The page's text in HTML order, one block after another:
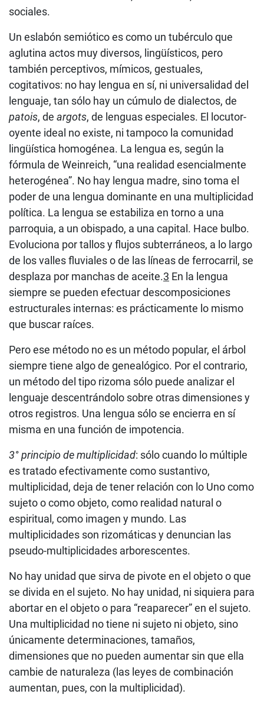
sociales.
Un eslabón semiótico es como un tubérculo que
aglutina actos muy diversos, lingüísticos, pero
también perceptivos, mímicos, gestuales,
cogitativos: no hay lengua en sí, ni universalidad del
lenguaje, tan sólo hay un cúmulo de dialectos, de
patois, de argots, de lenguas especiales. El locutor-
oyente ideal no existe, ni tampoco la comunidad
lingüística homogénea. La lengua es, según la
fórmula de Weinreich, “una realidad esencialmente
heterogénea”. No hay lengua madre, sino toma el
poder de una lengua dominante en una multiplicidad
política. La lengua se estabiliza en torno a una
parroquia, a un obispado, a una capital. Hace bulbo.
Evoluciona por tallos y flujos subterráneos, a lo largo
de los valles fluviales o de las líneas de ferrocarril, se
desplaza por manchas de aceite.3 En la lengua
siempre se pueden efectuar descomposiciones
estructurales internas: es prácticamente lo mismo
que buscar raíces.
Pero ese método no es un método popular, el árbol
siempre tiene algo de genealógico. Por el contrario,
un método del tipo rizoma sólo puede analizar el
lenguaje descentrándolo sobre otras dimensiones y
otros registros. Una lengua sólo se encierra en sí
misma en una función de impotencia.
3° principio de multiplicidad: sólo cuando lo múltiple
es tratado efectivamente como sustantivo,
multiplicidad, deja de tener relación con lo Uno como
sujeto o como objeto, como realidad natural o
espiritual, como imagen y mundo. Las
multiplicidades son rizomáticas y denuncian las
pseudo-multiplicidades arborescentes.
No hay unidad que sirva de pivote en el objeto o que
se divida en el sujeto. No hay unidad, ni siquiera para
abortar en el objeto o para “reaparecer” en el sujeto.
Una multiplicidad no tiene ni sujeto ni objeto, sino
únicamente determinaciones, tamaños,
dimensiones que no pueden aumentar sin que ella
cambie de naturaleza (las leyes de combinación
aumentan, pues, con la multiplicidad).